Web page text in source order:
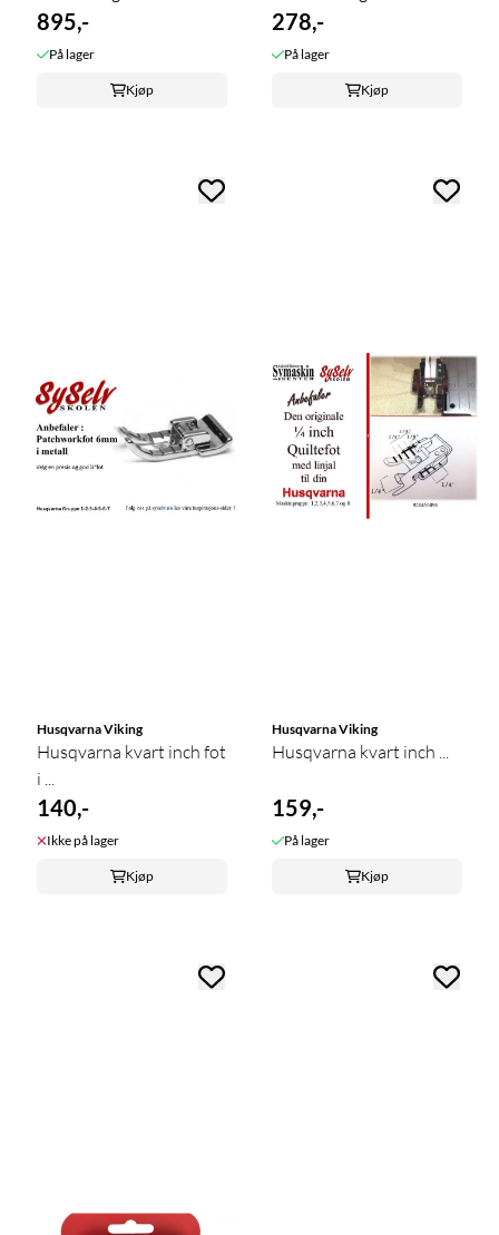
895,-
På lager
Kjøp
278,-
På lager
Kjøp
Husqvarna Viking
Husqvarna kvart inch fot
i ...
140,-
Ikke på lager
Kjøp
Husqvarna Viking
Husqvarna kvart inch ...
159,-
På lager
Kjøp